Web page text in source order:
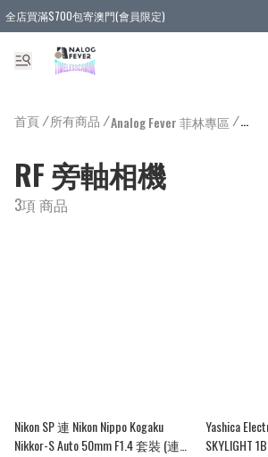
全店買滿$700包寄澳門(會員限定)
全店買滿3件貨品, 包寄順豐智能櫃/順豐站
全店買滿$580或5件貨品, 包寄順豐上門(會員限定)
首頁/所有商品 /Analog Fever 菲林專區 /
RF 旁軸相機
3項 商品
Nikon SP 連 Nikon Nippo Kogaku
Nikkor-S Auto 50mm F1.4 套裝 (連
Yashica
SKYLIGHT